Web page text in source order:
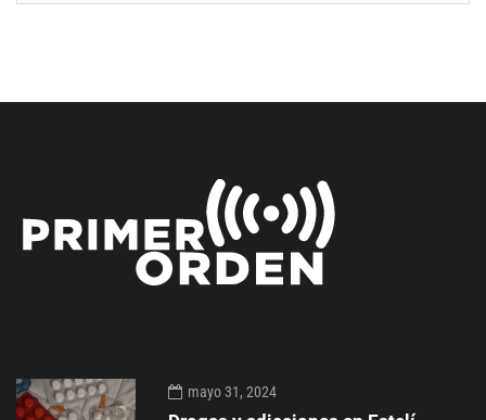
mayo 31, 2024